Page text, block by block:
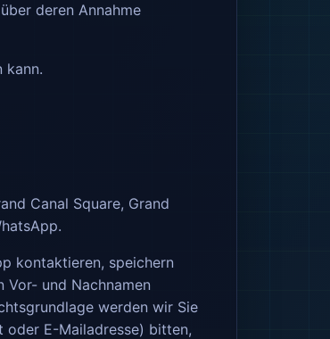
deren Annahme
kann.
Canal Square, Grand
kontaktieren, speichern
und Nachnamen
werden wir Sie
oder E-Mailadresse) bitten,